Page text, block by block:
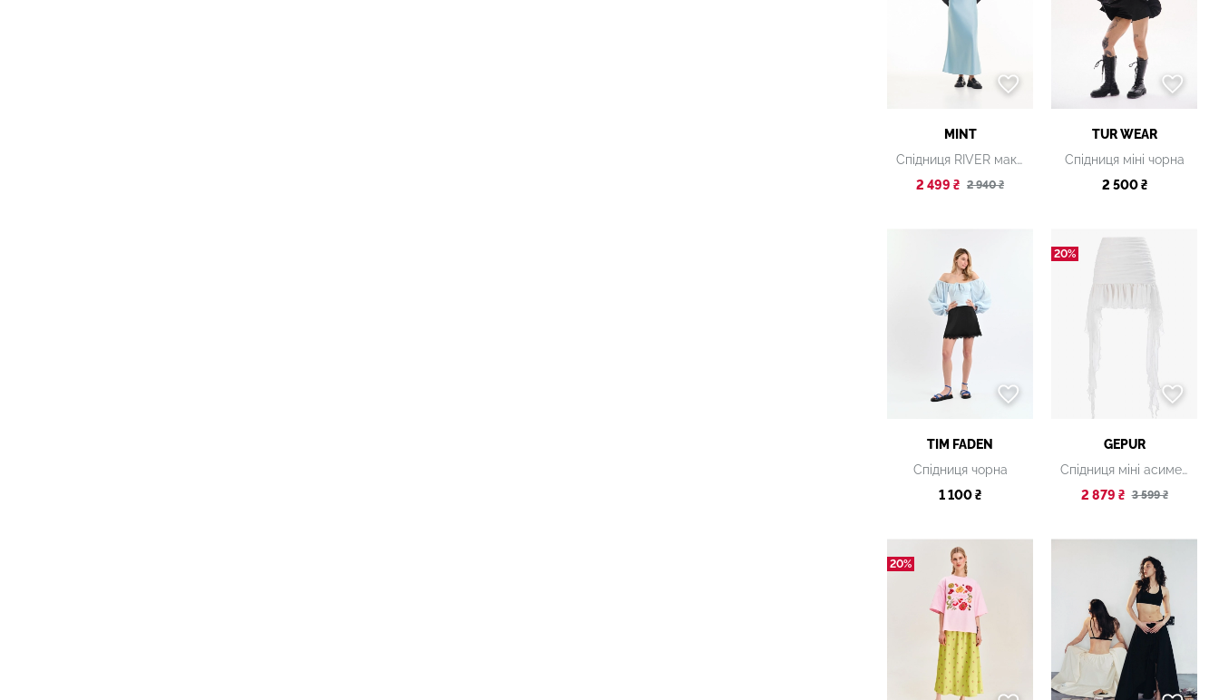
MINT
Спідниця RIVER максі блакитна
2 499 ₴ 2 940 ₴
TUR WEAR
Спідниця міні чорна
2 500 ₴
TIM FADEN
Спідниця чорна
1 100 ₴
20%
GEPUR
Спідниця міні асиметричного крою
2 879 ₴ 3 599 ₴
20%